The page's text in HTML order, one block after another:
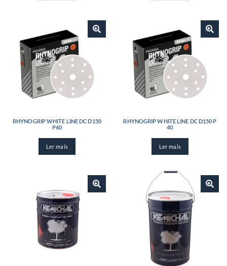
RHYNOGRIP WHITE LINE DC D150
P60
Ler mais
RHYNOGRIP WHITE LINE DC D150 P
40
Ler mais